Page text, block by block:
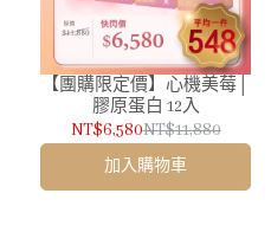
【團購限定價】心機美莓│
膠原蛋白 12入
NT$6,580NT$11,880
加入購物車